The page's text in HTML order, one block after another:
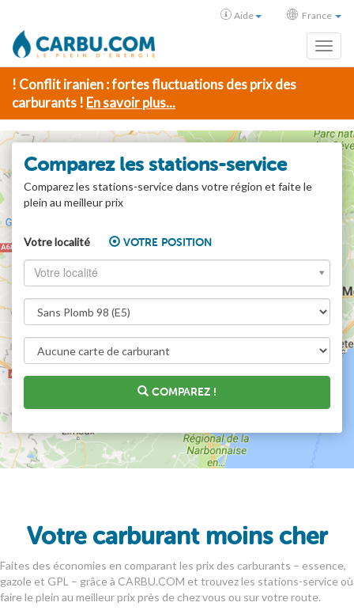
Aide France
! Conflit iranien : fortes fluctuations des prix des
carburants ! En savoir plus...
Comparez les stations-service
Comparez les stations-service dans votre région et faite le
plein au meilleur prix
Votre localité VOTRE POSITION
Votre localité
COMPAREZ !
Votre carburant moins cher
Faites des économies en comparant les prix des carburants – essence,
gazole et GPL – grâce à CARBU.COM et trouvez les stations-service où
faire le plein au meilleur prix près de chez vous ou sur votre route.